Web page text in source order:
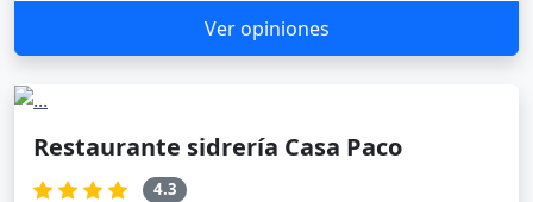
Ver opiniones
Restaurante sidrería Casa Paco
4.3